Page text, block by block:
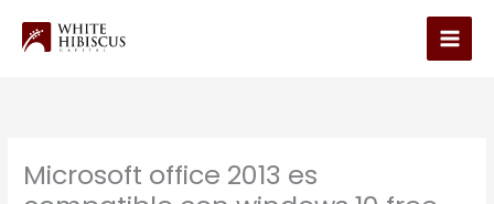
content
Main
Microsoft office 2013 es